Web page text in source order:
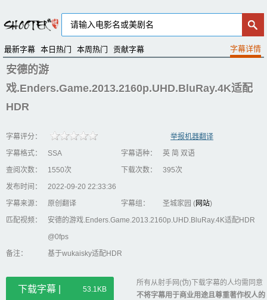
最新字幕 本日热门 本周热门 贡献字幕
安德的游
戏.Enders.Game.2013.2160p.UHD.BluRay.4K适配
HDR
字幕评分：
举报机器翻译
字幕格式：
SSA 字幕语种：
英 简 双语
查阅次数：
1550次 下载次数：
395次
发布时间：
2022-09-20 22:33:36
字幕来源：
原创翻译 字幕组： 圣城家园 (网站)
匹配视频：
安德的游戏.Enders.Game.2013.2160p.UHD.BluRay.4K适配HDR
@0fps
备注：
基于wukaisky适配HDR
下载字幕 | 53.1KB
所有从射手网(伪)下载字幕的人均需同意
不将字幕用于商业用途且尊重著作权人的